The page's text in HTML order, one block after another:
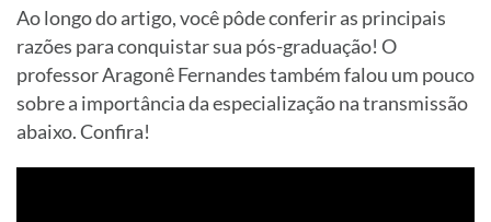
Ao longo do artigo, você pôde conferir as principais
razões para conquistar sua pós-graduação! O
professor Aragonê Fernandes também falou um pouco
sobre a importância da especialização na transmissão
abaixo. Confira!